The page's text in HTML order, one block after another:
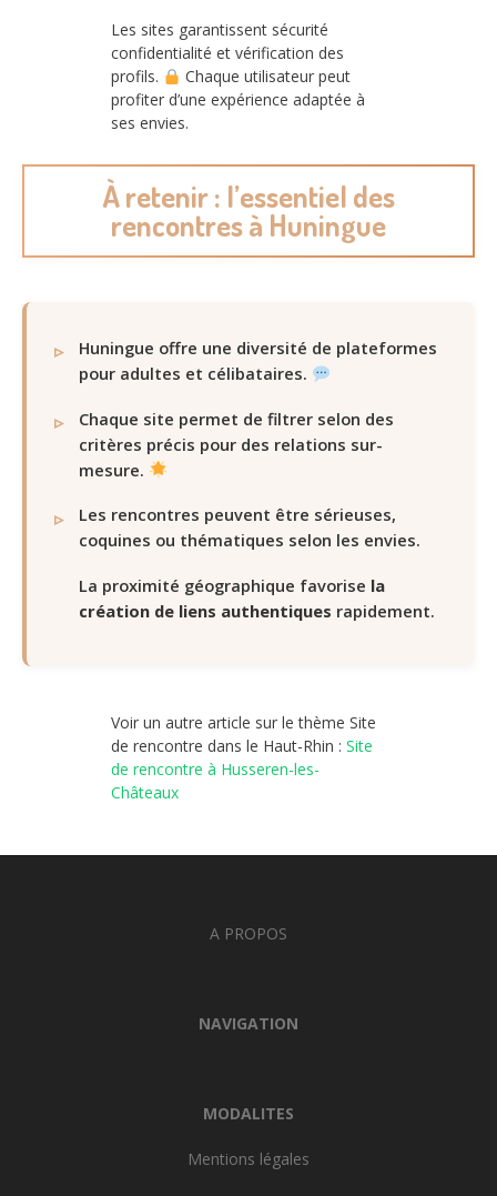
Les sites garantissent sécurité
confidentialité et vérification des
profils.
Chaque utilisateur peut
profiter d’une expérience adaptée à
ses envies.
À retenir : l’essentiel des
rencontres à Huningue
Huningue offre une diversité de plateformes
pour adultes et célibataires.
Chaque site permet de filtrer selon des
critères précis pour des relations sur-
mesure.
Les rencontres peuvent être sérieuses,
coquines ou thématiques selon les envies.
La proximité géographique favorise la
création de liens authentiques rapidement.
Voir un autre article sur le thème Site
de rencontre dans le Haut-Rhin : Site
de rencontre à Husseren-les-
Châteaux
A PROPOS
NAVIGATION
MODALITES
Mentions légales